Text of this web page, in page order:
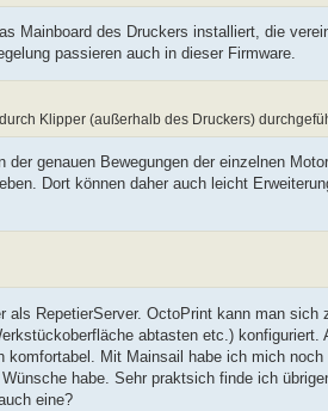
Mainboard des Druckers installiert, die
passieren auch in dieser Firmware.
Klipper (außerhalb des Druckers)
genauen Bewegungen der einzelnen
Dort können daher auch leicht
RepetierServer. OctoPrint kann man sich
abtasten etc.)
Mit Mainsail habe ich mich
habe. Sehr praktsich finde ich
eine?